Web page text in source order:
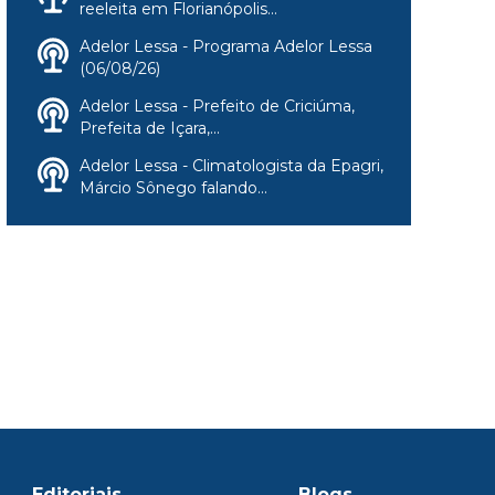
reeleita em Florianópolis...
Adelor Lessa - Programa Adelor Lessa
(06/08/26)
Adelor Lessa - Prefeito de Criciúma,
Prefeita de Içara,...
Adelor Lessa - Climatologista da Epagri,
Márcio Sônego falando...